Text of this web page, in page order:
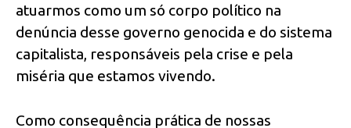
atuarmos como um só corpo político na
denúncia desse governo genocida e do sistema
capitalista, responsáveis pela crise e pela
miséria que estamos vivendo.
Como consequência prática de nossas